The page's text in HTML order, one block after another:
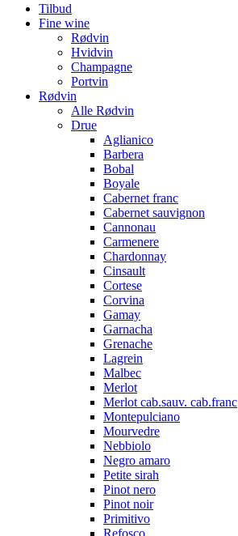
Tilbud
Fine wine
Rødvin
Hvidvin
Champagne
Portvin
Rødvin
Alle Rødvin
Drue
Aglianico
Barbera
Bobal
Boyale
Cabernet franc
Cabernet sauvignon
Cannonau
Carmenere
Chardonnay
Cinsault
Cortese
Corvina
Gamay
Garnacha
Grenache
Lagrein
Malbec
Merlot
Merlot cab.sauv. cab.franc
Montepulciano
Mourvedre
Nebbiolo
Negro amaro
Petite sirah
Pinot nero
Pinot noir
Primitivo
Refosco